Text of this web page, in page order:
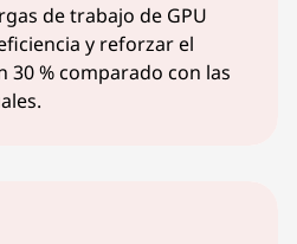
de trabajo de GPU
y reforzar el
% comparado con las